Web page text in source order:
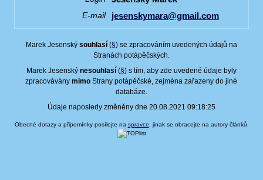
E-mail jesenskymara@gmail.com
Marek Jesenský souhlasí(§) se zpracováním uvedených údajů na
Stranách potápěčských.
Marek Jesenský nesouhlasí(§) s tím, aby zde uvedené údaje byly
zpracováványmimo Strany potápěčské, zejména zařazeny do jiné
databáze.
Údaje naposledy změněny dne 20.08.2021 09:18:25
Obecné dotazy a připomínky posílejte na spravce , jinak se obracejte na autory článků.